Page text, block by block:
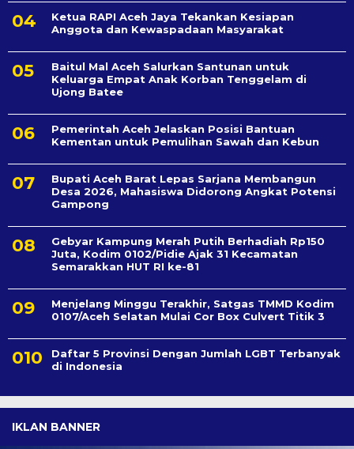
Ketua RAPI Aceh Jaya Tekankan Kesiapan
Anggota dan Kewaspadaan Masyarakat
Baitul Mal Aceh Salurkan Santunan untuk
Keluarga Empat Anak Korban Tenggelam di
Ujong Batee
Pemerintah Aceh Jelaskan Posisi Bantuan
Kementan untuk Pemulihan Sawah dan Kebun
Bupati Aceh Barat Lepas Sarjana Membangun
Desa 2026, Mahasiswa Didorong Angkat Potensi
Gampong
Gebyar Kampung Merah Putih Berhadiah Rp150
Juta, Kodim 0102/Pidie Ajak 31 Kecamatan
Semarakkan HUT RI ke-81
Menjelang Minggu Terakhir, Satgas TMMD Kodim
0107/Aceh Selatan Mulai Cor Box Culvert Titik 3
Daftar 5 Provinsi Dengan Jumlah LGBT Terbanyak
di Indonesia
IKLAN BANNER